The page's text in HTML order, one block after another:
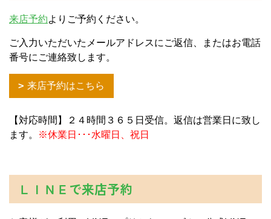
来店予約よりご予約ください。
ご入力いただいたメールアドレスにご返信、またはお電話
番号にご連絡致します。
来店予約はこちら
【対応時間】２４時間３６５日受信。返信は営業日に致し
ます。
※休業日･･･水曜日、祝日
ＬＩＮＥで来店予約